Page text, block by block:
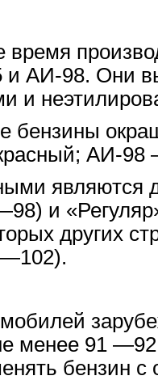
АИ-98. Они
и
бензины
АИ-98
являются
и
других
менее 91
бензин